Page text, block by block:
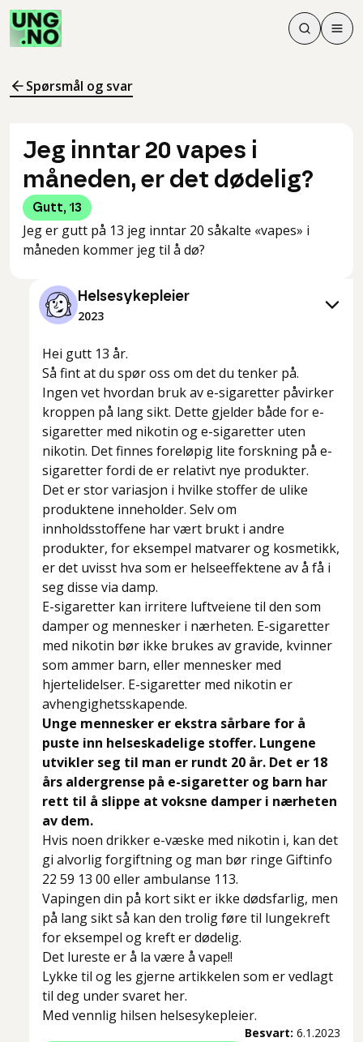
Søk
Søk
Meny
Spørsmål og svar
Jeg inntar 20 vapes i
måneden, er det dødelig?
Gutt, 13
Jeg er gutt på 13 jeg inntar 20 såkalte «vapes» i
måneden kommer jeg til å dø?
Helsesykepleier
2023
Hei gutt 13 år.
Så fint at du spør oss om det du tenker på.
Ingen vet hvordan bruk av e-sigaretter påvirker
kroppen på lang sikt. Dette gjelder både for e-
sigaretter med nikotin og e-sigaretter uten
nikotin. Det finnes foreløpig lite forskning på e-
sigaretter fordi de er relativt nye produkter.
Det er stor variasjon i hvilke stoffer de ulike
produktene inneholder. Selv om
innholdsstoffene har vært brukt i andre
produkter, for eksempel matvarer og kosmetikk,
er det uvisst hva som er helseeffektene av å få i
seg disse via damp.
E-sigaretter kan irritere luftveiene til den som
damper og mennesker i nærheten. E-sigaretter
med nikotin bør ikke brukes av gravide, kvinner
som ammer barn, eller mennesker med
hjertelidelser. E-sigaretter med nikotin er
avhengighetsskapende.
Unge mennesker er ekstra sårbare for å
puste inn helseskadelige stoffer. Lungene
utvikler seg til man er rundt 20 år. Det er 18
års aldergrense på e-sigaretter og barn har
rett til å slippe at voksne damper i nærheten
av dem.
Hvis noen drikker e-væske med nikotin i, kan det
gi alvorlig forgiftning og man bør ringe Giftinfo
22 59 13 00 eller ambulanse 113.
Vapingen din på kort sikt er ikke dødsfarlig, men
på lang sikt så kan den trolig føre til lungekreft
for eksempel og kreft er dødelig.
Det lureste er å la være å vape!!
Lykke til og les gjerne artikkelen som er vedlagt
til deg under svaret her.
Med vennlig hilsen helsesykepleier.
Besvart: 6.1.2023